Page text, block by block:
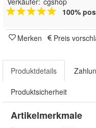
100%
Merken Preis
Produktdetails
Produktsicherheit
Artikelmerkmale